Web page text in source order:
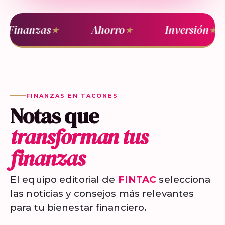
Finanzas★ Ahorro★ Inversión★
FINANZAS EN TACONES
Notas que
transforman tus
finanzas
El equipo editorial de FINTAC selecciona
las noticias y consejos más relevantes
para tu bienestar financiero.